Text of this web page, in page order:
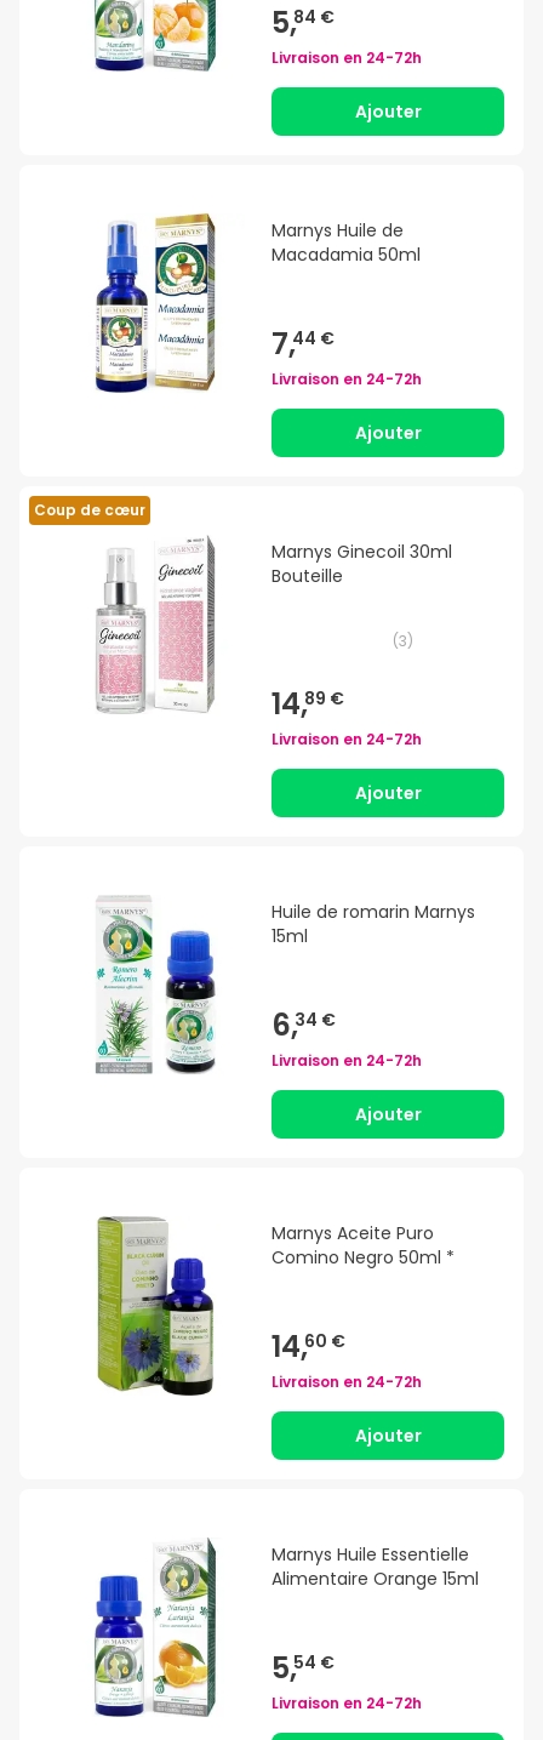
5,84 €
Livraison en 24-72h
Ajouter
Marnys Huile de
Macadamia 50ml
7,44 €
Livraison en 24-72h
Ajouter
Coup de cœur
Marnys Ginecoil 30ml
Bouteille
(3)
14,89 €
Livraison en 24-72h
Ajouter
Huile de romarin Marnys
15ml
6,34 €
Livraison en 24-72h
Ajouter
Marnys Aceite Puro
Comino Negro 50ml *
14,60 €
Livraison en 24-72h
Ajouter
Marnys Huile Essentielle
Alimentaire Orange 15ml
5,54 €
Livraison en 24-72h